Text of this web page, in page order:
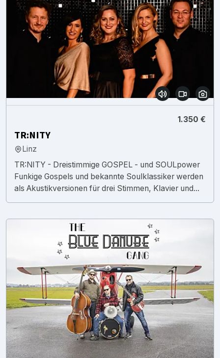
1.350 €
TR:NITY
Linz
TR:NITY - Dreistimmige GOSPEL - und SOULpower
Funkige Gospels und bekannte Soulklassiker werden
als Akustikversionen für drei Stimmen, Klavier und...